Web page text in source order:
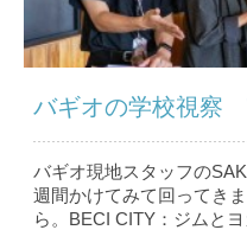
バギオの学校視
バギオ現地スタッフの
週間かけてみて回ってき
ら。BECI CITY：ジムと